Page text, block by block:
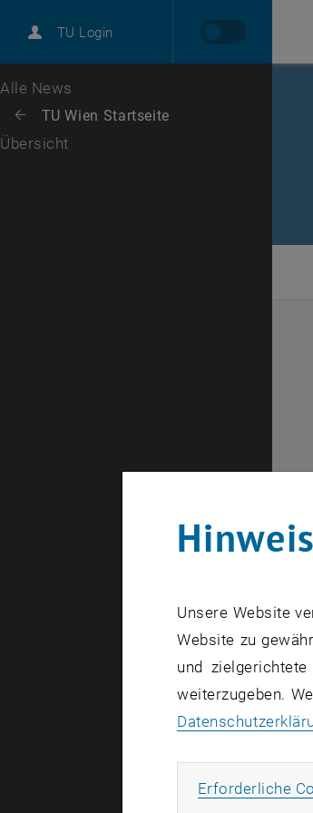
TU Login
Karriere
Zur 1. Menü Ebene
Alle News
Zurück: Subseiten von TU Wien Startseite auflisten
Zurück zur letzten Ebene:
TU Wien Startseite
Übersicht
Unsere Website
Website zu
und
weiterzugeben.
Erforderliche